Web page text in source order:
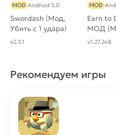
Swordash (Мод,
Убить с 1 удара)
MOD Android 5.0
v2.3.1
Earn to
МОД
денег)
MOD
v1.27.248
Рекомендуем игры